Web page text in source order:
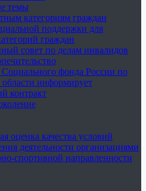
темы
категориям граждан
поддержки для
граждан
совет по делам инвалидов
фонда России по
информирует
контракт
оценка качества условий
деятельности организациями
спортивной направленности